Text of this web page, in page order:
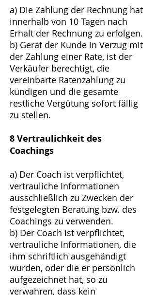
a) Die Zahlung der Rechnung hat
innerhalb von 10 Tagen nach
Erhalt der Rechnung zu erfolgen.
b) Gerät der Kunde in Verzug mit
der Zahlung einer Rate, ist der
Verkäufer berechtigt, die
vereinbarte Ratenzahlung zu
kündigen und die gesamte
restliche Vergütung sofort fällig
zu stellen.
8 Vertraulichkeit des
Coachings
a) Der Coach ist verpflichtet,
vertrauliche Informationen
ausschließlich zu Zwecken der
festgelegten Beratung bzw. des
Coachings zu verwenden.
b) Der Coach ist verpflichtet,
vertrauliche Informationen, die
ihm schriftlich ausgehändigt
wurden, oder die er persönlich
aufgezeichnet hat, so zu
verwahren, dass kein